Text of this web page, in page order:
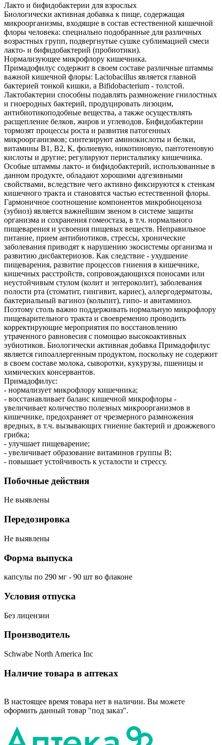
Лакто и бифидобактерии для взрослых
Биологически активная добавка к пище, содержащая
микроорганизмы, входящие в состав естественной кишечной
флоры человека: специально подобранные для различных
возрастных групп, подвергнутые сушке сублимацией смеси
лакто- и бифидобактерий (пробиотики).
Нормализующее микрофлору кишечника.
Примадофилус содержит в своем составе различные штаммы
важной кишечной флоры: Lactobacillus является главной
бактерией тонкой кишки, а Bifidobacterium - толстой.
Лактобактерии способны подавлять размножение гнилостных
и гноеродных бактерий, продуцировать лизоцим,
антибиотикоподобные вещества, а также осуществлять
расщепление белков, жиров и углеводов. Бифидобактерии
тормозят процессы роста и развития патогенных
микроорганизмов; синтезируют аминокислоты и белки,
витамины В1, В2, К, фолиевую, никотиновую, пантотеновую
кислоты и другие; регулируют перистальтику кишечника.
Особые штаммы лакто- и бифидобактерий, использованные в
данном продукте, обладают хорошими адгезивными
свойствами, вследствие чего активно фиксируются к стенкам
кишечного тракта и становятся частью естественной флоры.
Гармоничное соотношение компонентов микробиоценоза
(эубиоз) является важнейшим звеном в системе защиты
организма и сохранения гомеостаза, в т.ч. нормального
пищеварения и усвоения пищевых веществ. Неправильное
питание, прием антибиотиков, стрессы, хронические
заболевания приводят к нарушению экосистемы организма и
развитию дисбактериозов. Как следствие - ухудшение
пищеварения, развитие процессов гниения в кишечнике,
кишечных расстройств, сопровождающихся поносами или
неустойчивым стулом (колит и энтероколит), заболевания
полости рта (стоматит, гингивит, кариес), аллергодерматозы,
бактериальный вагиноз (кольпит), гипо- и авитаминоз.
Поэтому столь важно поддерживать нормальную микрофлору
пищеварительного тракта и своевременно проводить
корректирующие мероприятия по восстановлению
утраченного равновесия с помощью высокоактивных
эубиотиков. Биологически активная добавка Примадофилус
является гипоаллергенным продуктом, поскольку не содержит
в своем составе молока, сыворотки, кукурузы, пшеницы и
химических консервантов.
Примадофилус:
- нормализует микрофлору кишечника;
- восстанавливает баланс кишечной микрофлоры -
увеличивает количество полезных микроорганизмов в
кишечнике, предохраняет от чрезмерного размножения
вредных, в т.ч. вызывающих гниение бактерий и дрожжевого
грибка;
- улучшает пищеварение;
- увеличивает образование витаминов группы B;
- повышает устойчивость к усталости и стрессу.
Побочные действия
Не выявлены
Передозировка
Не выявлены
Форма выпуска
капсулы по 290 мг - 90 шт во флаконе
Условия отпуска
Без лицензии
Производитель
Schwabe North America Inc
Наличие товара в аптеках
В настоящее время товара нет в наличии. Вы можете
оформить данный товар "под заказ".